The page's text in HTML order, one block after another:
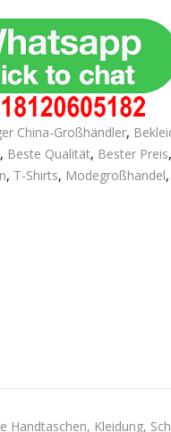
China-Großhändler,
, Beste Qualität, Bester Preis,
, T-Shirts, Modegroßhandel,
Kleidung,